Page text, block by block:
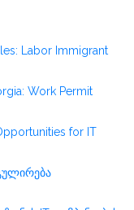
Labor Immigrant
Work Permit
for IT